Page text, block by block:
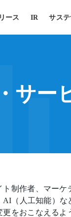
ース IR サス
サー
制作者、マー
（人工知能）
をおこなえる